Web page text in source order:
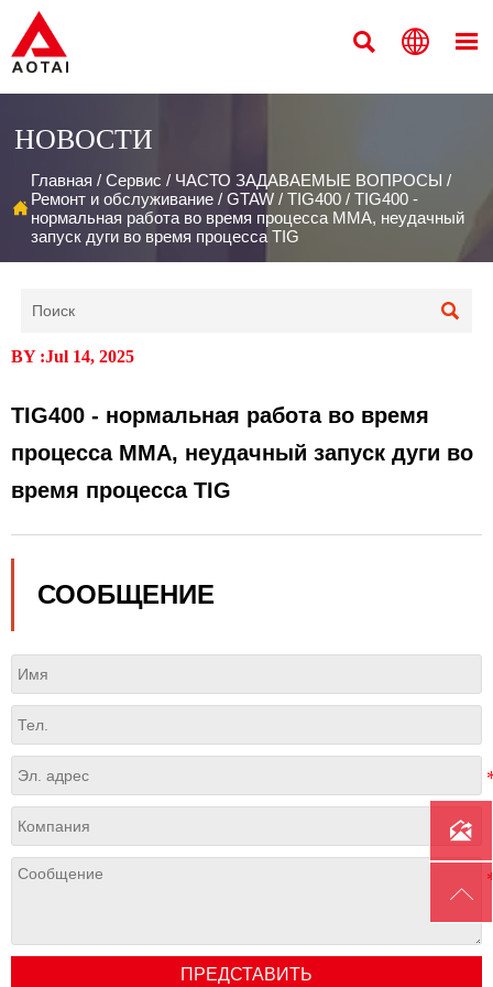
  
НОВОСТИ

Главная / Сервис / ЧАСТО ЗАДАВАЕМЫЕ ВОПРОСЫ /
Ремонт и обслуживание / GTAW / TIG400 / TIG400 -
нормальная работа во время процесса MMA, неудачный
запуск дуги во время процесса TIG

BY :Jul 14, 2025
TIG400 - нормальная работа во время
процесса MMA, неудачный запуск дуги во
время процесса TIG
СООБЩЕНИЕ
ПРЕДСТАВИТЬ

